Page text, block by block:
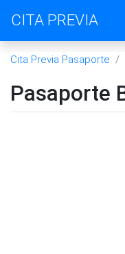
CITA PREVIA
Cita Previa Pasaporte
Pasaporte